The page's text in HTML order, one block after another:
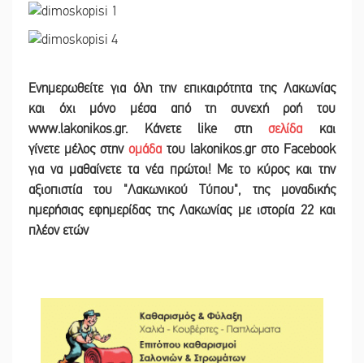
Ενημερωθείτε για όλη την επικαιρότητα της Λακωνίας
και όχι μόνο μέσα από τη συνεχή ροή του
www.lakonikos.gr. Κάνετε like στησελίδα και
γίνετε μέλος στην ομάδα του lakonikos.gr στο Facebook
για να μαθαίνετε τα νέα πρώτοι! Με το κύρος και την
αξιοπιστία του "Λακωνικού Τύπου", της μοναδικής
ημερήσιας εφημερίδας της Λακωνίας με ιστορία 22 και
πλέον ετών